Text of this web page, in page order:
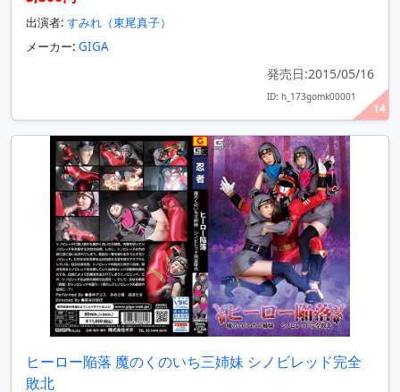
14
出演者: すみれ（東尾真子）
メーカー: GIGA
発売日:2015/05/16
ID: h_173gomk00001
ヒーロー陥落 魔のくのいち三姉妹 シノビレッド完全
敗北